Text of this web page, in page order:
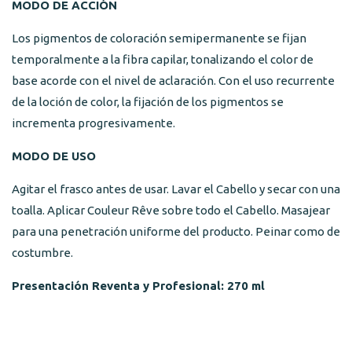
MODO DE ACCIÓN
Los pigmentos de coloración semipermanente se fijan
temporalmente a la fibra capilar, tonalizando el color de
base acorde con el nivel de aclaración. Con el uso recurrente
de la loción de color, la fijación de los pigmentos se
incrementa progresivamente.
MODO DE USO
Agitar el frasco antes de usar. Lavar el Cabello y secar con una
toalla. Aplicar Couleur Rêve sobre todo el Cabello. Masajear
para una penetración uniforme del producto. Peinar como de
costumbre.
Presentación Reventa y Profesional: 270 ml